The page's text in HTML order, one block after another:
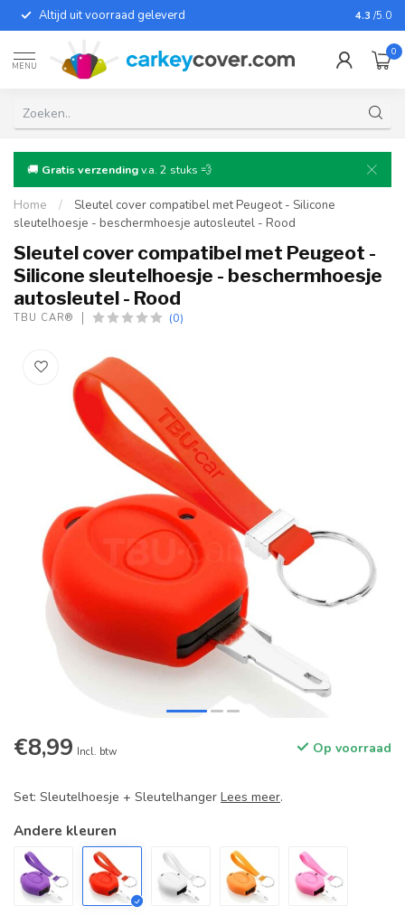
Altijd uit voorraad geleverd Voor
4.3 /5.0
MENU
0
🚚 Gratis verzendingv.a. 2 stuks 💨
Home /
Sleutel cover compatibel met Peugeot - Silicone
sleutelhoesje - beschermhoesje autosleutel - Rood
Sleutel cover compatibel met Peugeot -
Silicone sleutelhoesje - beschermhoesje
autosleutel - Rood
TBU CAR® (0)
€8,99 Incl. btw Op voorraad
Set: Sleutelhoesje + Sleutelhanger Lees meer.
Andere kleuren